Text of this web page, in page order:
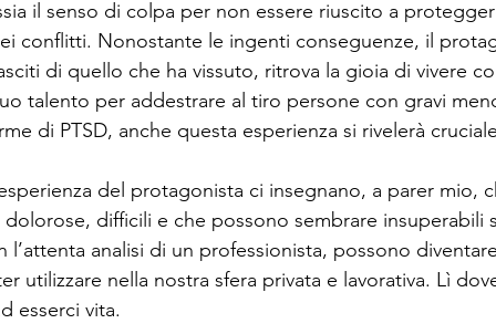
il senso di colpa per non essere riuscito a
conflitti. Nonostante le ingenti conseguenze, il
di quello che ha vissuto, ritrova la gioia di vivere
talento per addestrare al tiro persone con gravi
di PTSD, anche questa esperienza si rivelerà
del protagonista ci insegnano, a parer mio,
difficili e che possono sembrare
l’attenta analisi di un professionista, possono
utilizzare nella nostra sfera privata e lavorativa. Lì
esserci vita.